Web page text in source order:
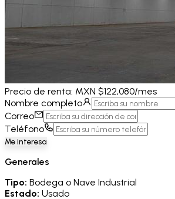
Precio de renta: MXN $122,080/mes
Nombre completo
Correo
Teléfono
Me interesa
Generales
Tipo: Bodega o Nave Industrial
Estado: Usado